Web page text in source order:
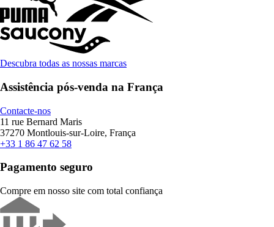
Descubra todas as nossas marcas
Assistência pós-venda na França
Contacte-nos
11 rue Bernard Maris
37270 Montlouis-sur-Loire, França
+33 1 86 47 62 58
Pagamento seguro
Compre em nosso site com total confiança